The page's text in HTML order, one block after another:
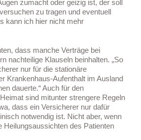
zumacht oder geizig ist, der soll
zu tragen und eventuell
kann ich hier nicht mehr
dass manche Verträge bei
nachteilige Klauseln beinhalten. „So
nur für die stationäre
Krankenhaus-Aufenthalt im Ausland
dauerte.“ Auch für den
sind mitunter strengere Regeln
dass ein Versicherer nur dafür
notwendig ist. Nicht aber, wenn
Heilungsaussichten des Patienten